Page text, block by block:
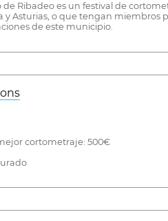
de Ribadeo es un festival de
y Asturias, o que tengan miembros
de este municipio.
cortometraje: 500€